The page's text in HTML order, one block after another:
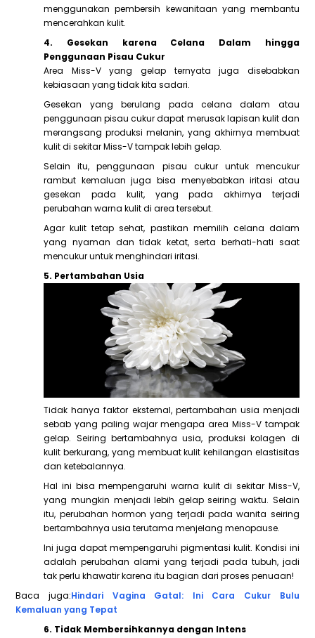
menggunakan pembersih kewanitaan yang membantu
mencerahkan kulit.
4. Gesekan karena Celana Dalam hingga
Penggunaan Pisau Cukur
Area Miss-V yang gelap ternyata juga disebabkan
kebiasaan yang tidak kita sadari.
Gesekan yang berulang pada celana dalam atau
penggunaan pisau cukur dapat merusak lapisan kulit dan
merangsang produksi melanin, yang akhirnya membuat
kulit di sekitar Miss-V tampak lebih gelap.
Selain itu, penggunaan pisau cukur untuk mencukur
rambut kemaluan juga bisa menyebabkan iritasi atau
gesekan pada kulit, yang pada akhirnya terjadi
perubahan warna kulit di area tersebut.
Agar kulit tetap sehat, pastikan memilih celana dalam
yang nyaman dan tidak ketat, serta berhati-hati saat
mencukur untuk menghindari iritasi.
5. Pertambahan Usia
Tidak hanya faktor eksternal, pertambahan usia menjadi
sebab yang paling wajar mengapa area Miss-V tampak
gelap. Seiring bertambahnya usia, produksi kolagen di
kulit berkurang, yang membuat kulit kehilangan elastisitas
dan ketebalannya.
Hal ini bisa mempengaruhi warna kulit di sekitar Miss-V,
yang mungkin menjadi lebih gelap seiring waktu. Selain
itu, perubahan hormon yang terjadi pada wanita seiring
bertambahnya usia terutama menjelang menopause.
Ini juga dapat mempengaruhi pigmentasi kulit. Kondisi ini
adalah perubahan alami yang terjadi pada tubuh, jadi
tak perlu khawatir karena itu bagian dari proses penuaan!
Baca juga:Hindari Vagina Gatal: Ini Cara Cukur Bulu
Kemaluan yang Tepat
6. Tidak Membersihkannya dengan Intens